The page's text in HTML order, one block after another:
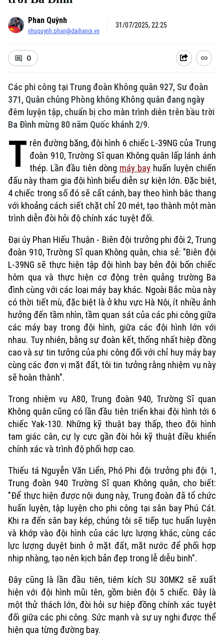
Phan Quỳnh
nhuquynh.phan@daihanoi.vn
31/07/2025, 22:25
0
Các phi công tại Trung đoàn Không quân 927, Sư đoàn
371, Quân chủng Phòng không Không quân đang ngày
đêm luyện tập, chuẩn bị cho màn trình diễn trên bầu trời
Ba Đình mừng 80 năm Quốc khánh 2/9.
T rên đường băng, đội hình 6 chiếc L-39NG của Trung
đoàn 910, Trường Sĩ quan Không quân lấp lánh ánh
thép. Lần đầu tiên dòng máy bay huấn luyện chiến
đấu này tham gia đội hình biểu diễn sự kiện lớn. Đặc biệt,
4 chiếc trong số đó sẽ cất cánh, bay theo hình bậc thang
với khoảng cách siết chặt chỉ 20 mét, tạo thành một màn
trình diễn đòi hỏi độ chính xác tuyệt đối.
Đại úy Phan Hiếu Thuận - Biên đội trưởng phi đội 2, Trung
đoàn 910, Trường Sĩ quan Không quân, chia sẻ: "Biên đội
L-39NG sẽ thực hiện tập đội hình bay bên đội bốn chiếc
hôm qua và thực hiện cơ động trên quảng trường Ba
đình cùng với các loại máy bay khác. Ngoài Bắc mùa này
có thời tiết mù, đặc biệt là ở khu vực Hà Nội, ít nhiều ảnh
hưởng đến tầm nhìn, tầm quan sát của các phi công giữa
các máy bay trong đội hình, giữa các đội hình lớn với
nhau. Tuy nhiên, bằng sự đoàn kết, thống nhất hiệp đồng
cao và sự tin tưởng của phi công đối với chỉ huy máy bay
cùng các đơn vị mặt đất, tôi tin tưởng rằng nhiệm vụ này
sẽ hoàn thành".
Trong nhiệm vụ A80, Trung đoàn 940, Trường Sĩ quan
Không quân cũng có lần đầu tiên triển khai đội hình tới 6
chiếc Yak-130. Những kỹ thuật bay thấp, theo đội hình
tam giác cân, cự ly cực gần đòi hỏi kỹ thuật điều khiển
chính xác và trình độ phối hợp cao.
Thiếu tá Nguyễn Văn Liển, Phó Phi đội trưởng phi đội 1,
Trung đoàn 940 Trường Sĩ quan Không quân, cho biết:
"Để thực hiện được nội dung này, Trung đoàn đã tổ chức
huấn luyện, tập luyện cho phi công tại sân bay Phú Cát.
Khi ra đến sân bay kép, chúng tôi sẽ tiếp tục huấn luyện
và khớp vào đội hình của các lực lượng khác, cùng các
lực lượng duyệt binh ở mặt đất, mặt nước để phối hợp
nhịp nhàng, tạo nên kịch bản đẹp trong lễ diễu binh".
Đây cũng là lần đầu tiên, tiêm kích SU 30MK2 sẽ xuất
hiện với đội hình mũi tên, gồm biên đội 5 chiếc. Đây là
một thử thách lớn, đòi hỏi sự hiệp đồng chính xác tuyệt
đối giữa các phi công. Sức mạnh và sự uy nghi được thể
hiện qua từng đường bay.